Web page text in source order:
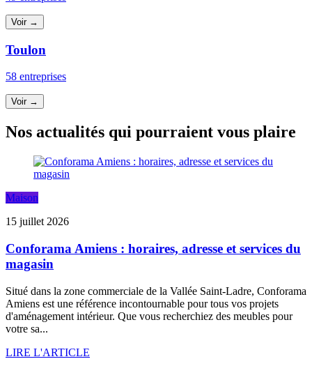
Voir →
Toulon
58 entreprises
Voir →
Nos actualités qui pourraient vous plaire
Maison
15 juillet 2026
Conforama Amiens : horaires, adresse et services du
magasin
Situé dans la zone commerciale de la Vallée Saint-Ladre, Conforama
Amiens est une référence incontournable pour tous vos projets
d'aménagement intérieur. Que vous recherchiez des meubles pour
votre sa...
LIRE L'ARTICLE